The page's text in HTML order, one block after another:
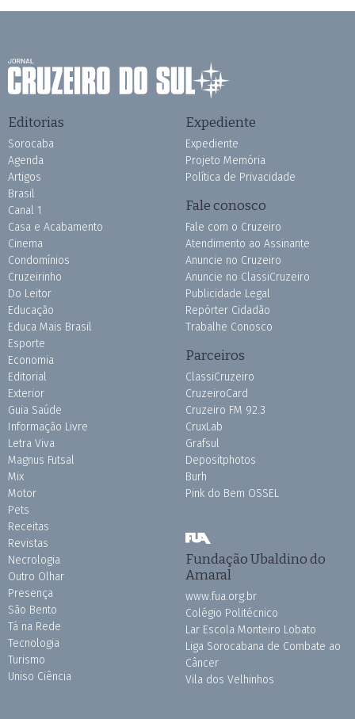
Editorias
Sorocaba
Agenda
Artigos
Brasil
Canal 1
Casa e Acabamento
Cinema
Condomínios
Cruzeirinho
Do Leitor
Educação
Educa Mais Brasil
Esporte
Economia
Editorial
Exterior
Guia Saúde
Informação Livre
Letra Viva
Magnus Futsal
Mix
Motor
Pets
Receitas
Revistas
Necrologia
Outro Olhar
Presença
São Bento
Tá na Rede
Tecnologia
Turismo
Uniso Ciência
Expediente
Expediente
Projeto Memória
Política de Privacidade
Fale conosco
Fale com o Cruzeiro
Atendimento ao Assinante
Anuncie no Cruzeiro
Anuncie no ClassiCruzeiro
Publicidade Legal
Repórter Cidadão
Trabalhe Conosco
Parceiros
ClassiCruzeiro
CruzeiroCard
Cruzeiro FM 92.3
CruxLab
Grafsul
Depositphotos
Burh
Pink do Bem OSSEL
Fundação Ubaldino do
Amaral
www.fua.org.br
Colégio Politécnico
Lar Escola Monteiro Lobato
Liga Sorocabana de Combate ao
Câncer
Vila dos Velhinhos